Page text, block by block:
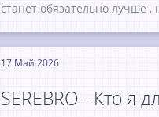
станет обязательно лучше ,
17 Май 2026
SEREBRO - Кто я